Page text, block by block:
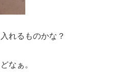
れるものかな？
なぁ。